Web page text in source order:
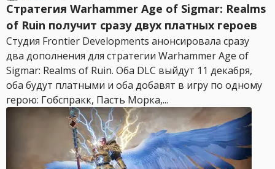
Стратегия Warhammer Age of Sigmar: Realms
of Ruin получит сразу двух платных героев
Студия Frontier Developments анонсировала сразу
два дополнения для стратегии Warhammer Age of
Sigmar: Realms of Ruin. Оба DLC выйдут 11 декабря,
оба будут платными и оба добавят в игру по одному
герою: Гобспракк, Пасть Морка,...